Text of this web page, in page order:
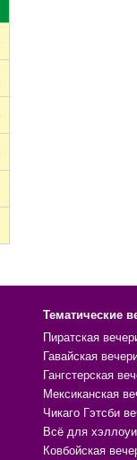
Тематические
Пиратская
Гавайская
Гангстерская
Мексиканская
Чикаго Гэтсби
Всё для
Ковбойская